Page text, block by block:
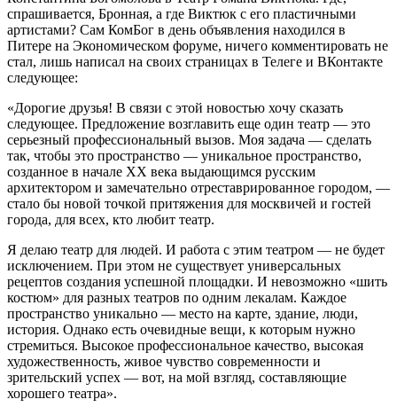
спрашивается, Бронная, а где Виктюк с его пластичными
артистами? Сам КомБог в день объявления находился в
Питере на Экономическом форуме, ничего комментировать не
стал, лишь написал на своих страницах в Телеге и ВКонтакте
следующее:
«Дорогие друзья! В связи с этой новостью хочу сказать
следующее. Предложение возглавить еще один театр — это
серьезный профессиональный вызов. Моя задача — сделать
так, чтобы это пространство — уникальное пространство,
созданное в начале XX века выдающимся русским
архитектором и замечательно отреставрированное городом, —
стало бы новой точкой притяжения для москвичей и гостей
города, для всех, кто любит театр.
Я делаю театр для людей. И работа с этим театром — не будет
исключением. При этом не существует универсальных
рецептов создания успешной площадки. И невозможно «шить
костюм» для разных театров по одним лекалам. Каждое
пространство уникально — место на карте, здание, люди,
история. Однако есть очевидные вещи, к которым нужно
стремиться. Высокое профессиональное качество, высокая
художественность, живое чувство современности и
зрительский успех — вот, на мой взгляд, составляющие
хорошего театра».